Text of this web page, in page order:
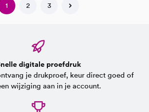
1 2 3
digitale proefdruk
je drukproef, keur direct goed of
wijziging aan in je account.